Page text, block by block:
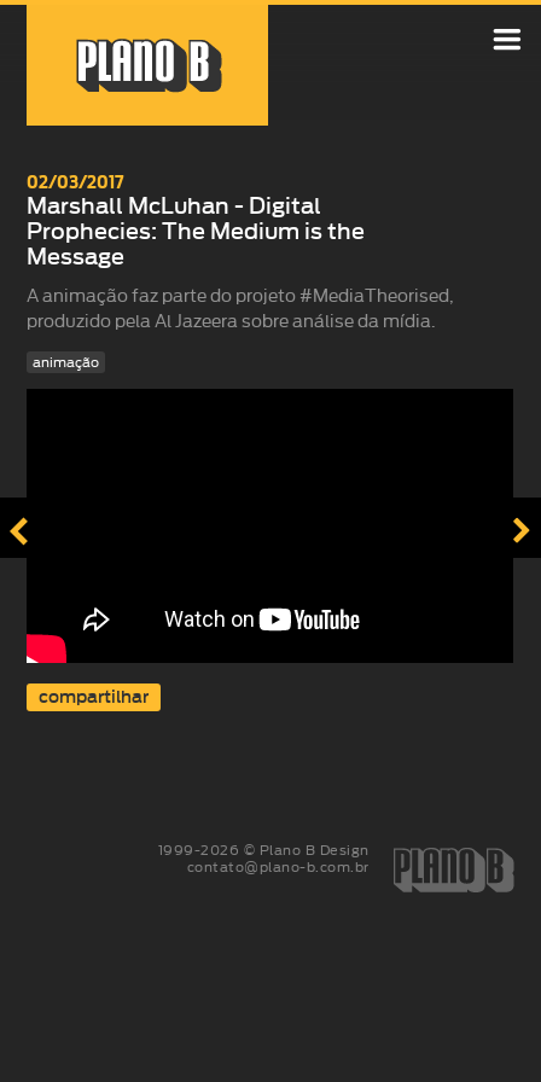

02/03/2017
Marshall McLuhan - Digital
Prophecies: The Medium is the
Message
A animação faz parte do projeto #MediaTheorised,
produzido pela Al Jazeera sobre análise da mídia.
animação
compartilhar
 
1999-2026 © Plano B Design
contato@plano-b.com.br